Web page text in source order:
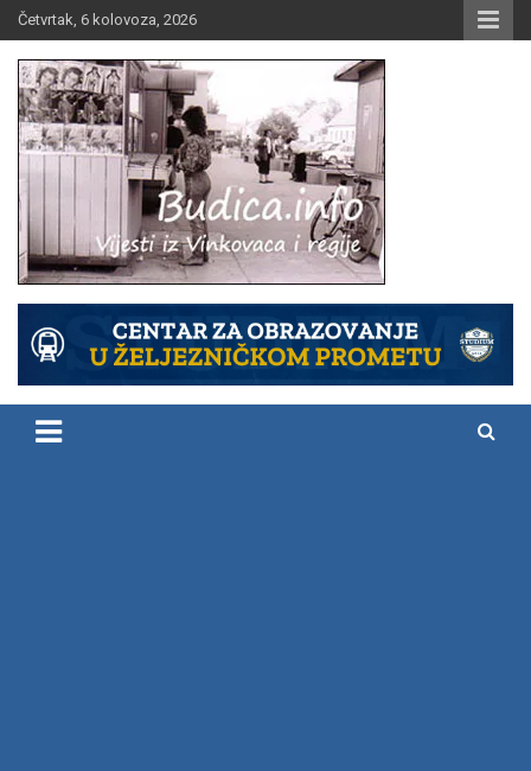
Skip
to
content
Četvrtak, 6 kolovoza, 2026
Budica.info